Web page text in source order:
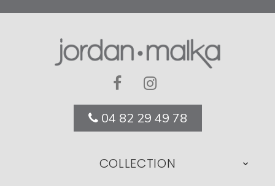
04 82 29 49 78
COLLECTION 